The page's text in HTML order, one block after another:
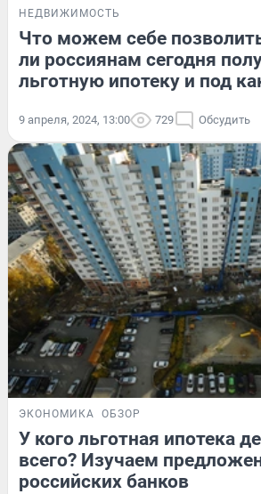
НЕДВИЖИМОСТЬ
Что можем себе
ли россиянам сегодня
льготную ипотеку и под
9 апреля, 2024, 13:00 729 Обсудить
ЭКОНОМИКА ОБЗОР
У кого льготная ипотека
всего? Изучаем
российских банков